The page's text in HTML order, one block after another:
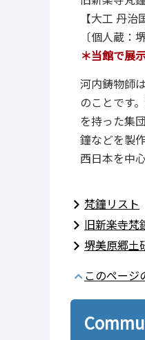
【大工 丹
〔個人蔵
＊当館で展
河内鋳物師
のことです
を持った集
鐘などを製
西日本を中
梵鐘リスト
旧新楽寺梵
堺美原郷土
このページ